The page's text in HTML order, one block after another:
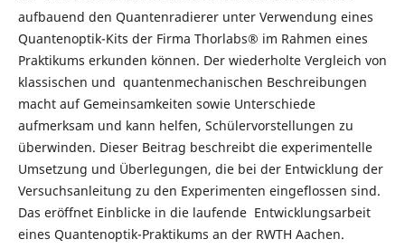
aufbauend den Quantenradierer unter Verwendung eines
Quantenoptik-Kits der Firma Thorlabs® im Rahmen eines
Praktikums erkunden können. Der wiederholte Vergleich von
klassischen und quantenmechanischen Beschreibungen
macht auf Gemeinsamkeiten sowie Unterschiede
aufmerksam und kann helfen, Schülervorstellungen zu
überwinden. Dieser Beitrag beschreibt die experimentelle
Umsetzung und Überlegungen, die bei der Entwicklung der
Versuchsanleitung zu den Experimenten eingeflossen sind.
Das eröffnet Einblicke in die laufende Entwicklungsarbeit
eines Quantenoptik-Praktikums an der RWTH Aachen.